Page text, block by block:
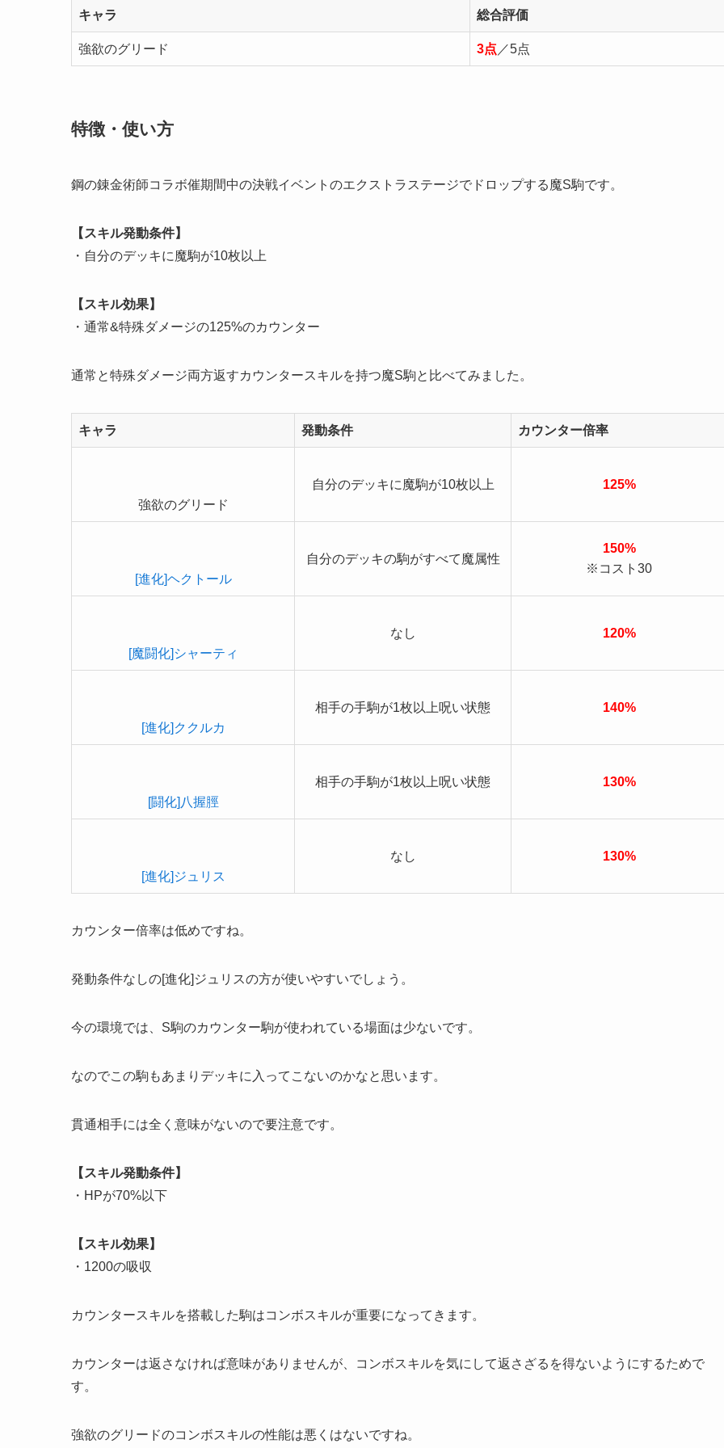
キャラ 総合評価
強欲のグリード 3点 ／5点
特徴・使い方
鋼の錬金術師コラボ催期間中の決戦イベントのエクストラステージでドロップする魔S駒です。
【スキル発動条件】
・自分のデッキに魔駒が10枚以上
【スキル効果】
・通常&特殊ダメージの125%のカウンター
通常と特殊ダメージ両方返すカウンタースキルを持つ魔S駒と比べてみました。
キャラ 発動条件 カウンター倍率
強欲のグリード
自分のデッキに魔駒が10枚以上 125%
[進化]ヘクトール
自分のデッキの駒がすべて魔属性
150%
※コスト30
[魔闘化]シャーティ
なし 120%
[進化]ククルカ
相手の手駒が1枚以上呪い状態 140%
[闘化]八握脛
相手の手駒が1枚以上呪い状態 130%
[進化]ジュリス
なし 130%
カウンター倍率は低めですね。
発動条件なしの[進化]ジュリスの方が使いやすいでしょう。
今の環境では、S駒のカウンター駒が使われている場面は少ないです。
なのでこの駒もあまりデッキに入ってこないのかなと思います。
貫通相手には全く意味がないので要注意です。
【スキル発動条件】
・HPが70%以下
【スキル効果】
・1200の吸収
カウンタースキルを搭載した駒はコンボスキルが重要になってきます。
カウンターは返さなければ意味がありませんが、コンボスキルを気にして返さざるを得ないようにするためで
す。
強欲のグリードのコンボスキルの性能は悪くはないですね。